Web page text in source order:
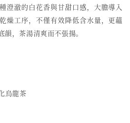
澄澈的白花香與甘甜口感，大膽導入
燥工序，不僅有效降低含水量，更蘊
，茶湯清爽而不張揚。
烏龍茶